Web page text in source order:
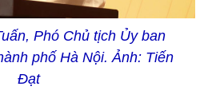
Phó Chủ tịch Ủy ban
phố Hà Nội. Ảnh: Tiến
Đạt